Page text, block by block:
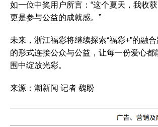
如一位中奖用户所言：“这个夏天，我收
更是参与公益的成就感。”
未来，浙江福彩将继续探索“福彩+”的融
的形式连接公众与公益，让每一份爱心都
围中绽放光彩。
来源：潮新闻 记者 魏盼